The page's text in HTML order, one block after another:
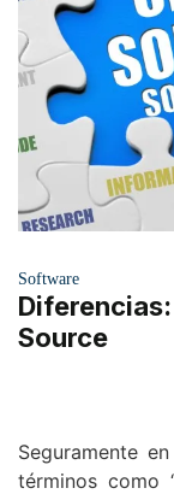
Software
Source
Seguramente
términos como